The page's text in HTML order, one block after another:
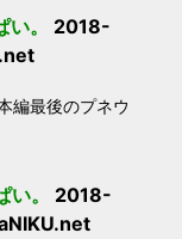
い。 2018-
編最後のプネウ
い。 2018-